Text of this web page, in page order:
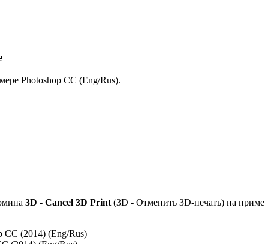
Photoshop CC (Eng/Rus).
3D - Cancel 3D Print(3D - Отменить 3D-печать) на